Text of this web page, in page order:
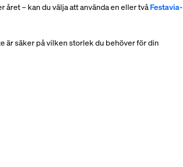
– kan du välja att använda en eller tvåFestavia-
är säker på vilken storlek du behöver för din